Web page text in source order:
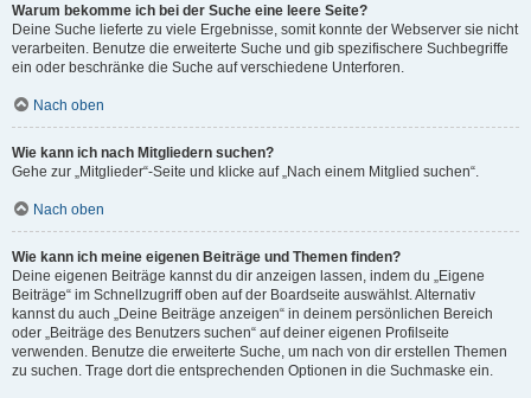
Warum bekomme ich bei der Suche eine leere Seite?
Deine Suche lieferte zu viele Ergebnisse, somit konnte der Webserver sie nicht
verarbeiten. Benutze die erweiterte Suche und gib spezifischere Suchbegriffe
ein oder beschränke die Suche auf verschiedene Unterforen.
Nach oben
Wie kann ich nach Mitgliedern suchen?
Gehe zur „Mitglieder“-Seite und klicke auf „Nach einem Mitglied suchen“.
Nach oben
Wie kann ich meine eigenen Beiträge und Themen finden?
Deine eigenen Beiträge kannst du dir anzeigen lassen, indem du „Eigene
Beiträge“ im Schnellzugriff oben auf der Boardseite auswählst. Alternativ
kannst du auch „Deine Beiträge anzeigen“ in deinem persönlichen Bereich
oder „Beiträge des Benutzers suchen“ auf deiner eigenen Profilseite
verwenden. Benutze die erweiterte Suche, um nach von dir erstellen Themen
zu suchen. Trage dort die entsprechenden Optionen in die Suchmaske ein.